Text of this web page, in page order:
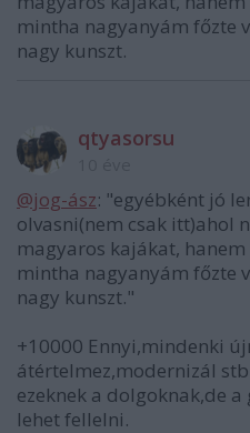
mintha nagyanyám főzte
nagy kunszt.
qtyasorsu
@jog-ász: "egyébként jó
olvasni(nem csak itt)ahol
magyaros kajákat,
mintha nagyanyám főzte
nagy kunszt."
+10000 Ennyi,mindenki
átértelmez,modernizál
ezeknek a dolgoknak,de
lehet fellelni.